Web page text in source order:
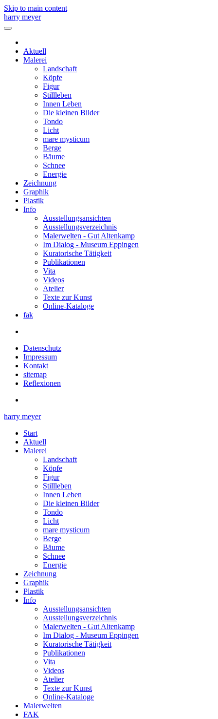
Skip to main content
harry meyer
Aktuell
Malerei
Landschaft
Köpfe
Figur
Stillleben
Innen Leben
Die kleinen Bilder
Tondo
Licht
mare mysticum
Berge
Bäume
Schnee
Energie
Zeichnung
Graphik
Plastik
Info
Ausstellungsansichten
Ausstellungsverzeichnis
Malerwelten - Gut Altenkamp
Im Dialog - Museum Eppingen
Kuratorische Tätigkeit
Publikationen
Vita
Videos
Atelier
Texte zur Kunst
Online-Kataloge
fak
Datenschutz
Impressum
Kontakt
sitemap
Reflexionen
harry meyer
Start
Aktuell
Malerei
Landschaft
Köpfe
Figur
Stillleben
Innen Leben
Die kleinen Bilder
Tondo
Licht
mare mysticum
Berge
Bäume
Schnee
Energie
Zeichnung
Graphik
Plastik
Info
Ausstellungsansichten
Ausstellungsverzeichnis
Malerwelten - Gut Altenkamp
Im Dialog - Museum Eppingen
Kuratorische Tätigkeit
Publikationen
Vita
Videos
Atelier
Texte zur Kunst
Online-Kataloge
Malerwelten
FAK